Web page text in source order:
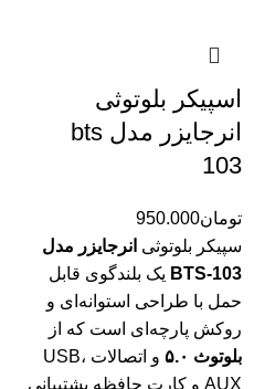
اسپیکر بلوتوثی
انرجایزر مدل bts
103
تومان950.000
سپیکر بلوتوثی انرجایزر مدل
BTS-103 یک بلندگوی قابل
حمل با طراحی استوانه‌ای و
روکش پارچه‌ای است که از
بلوتوث ۵.۰
و اتصالات USB،
AUX و کارت حافظه پشتیبانی